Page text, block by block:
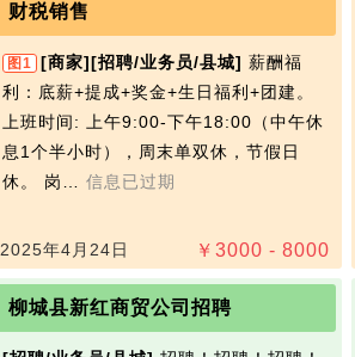
财税销售
图1 [商家][招聘/业务员/县城] 薪酬福
利：底薪+提成+奖金+生日福利+团建。
上班时间: 上午9:00-下午18:00（中午休
息1个半小时），周末单双休，节假日
休。 岗… 信息已过期
￥ 3000 - 8000
2025年4月24日
柳城县新红商贸公司招聘